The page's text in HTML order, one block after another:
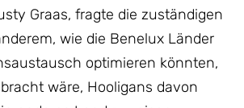
Graas, fragte die zuständigen
wie die Benelux Länder
optimieren könnten,
wäre, Hooligans davon